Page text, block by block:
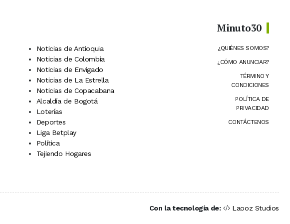
Noticias de Antioquia
Noticias de Colombia
Noticias de Envigado
Noticias de La Estrella
Noticias de Copacabana
Alcaldía de Bogotá
Loterías
Deportes
Liga Betplay
Política
Tejiendo Hogares
Minuto30
¿QUIÉNES SOMOS?
¿CÓMO ANUNCIAR?
TÉRMINO Y
CONDICIONES
POLÍTICA DE
PRIVACIDAD
CONTÁCTENOS
Con la tecnología de: Laooz Studios